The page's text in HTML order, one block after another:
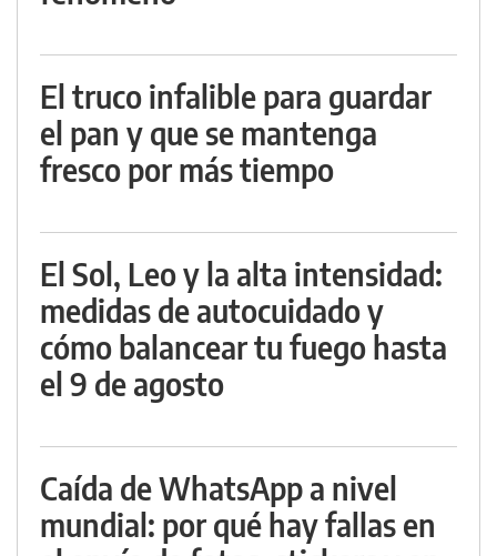
El truco infalible para guardar
el pan y que se mantenga
fresco por más tiempo
El Sol, Leo y la alta intensidad:
medidas de autocuidado y
cómo balancear tu fuego hasta
el 9 de agosto
Caída de WhatsApp a nivel
mundial: por qué hay fallas en